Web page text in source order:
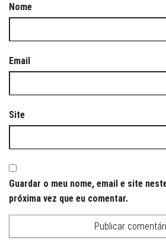
Nome
Email
Site
Guardar o meu nome, email e site
próxima vez que eu comentar.